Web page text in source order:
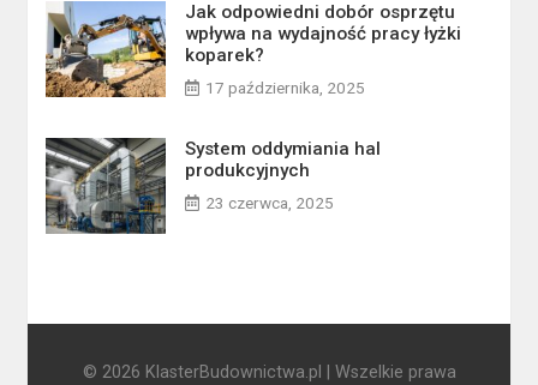
Jak odpowiedni dobór osprzętu
wpływa na wydajność pracy łyżki
koparek?
17 października, 2025
System oddymiania hal
produkcyjnych
23 czerwca, 2025
© 2026 KlasterBudownictwa.pl | Wszelkie prawa